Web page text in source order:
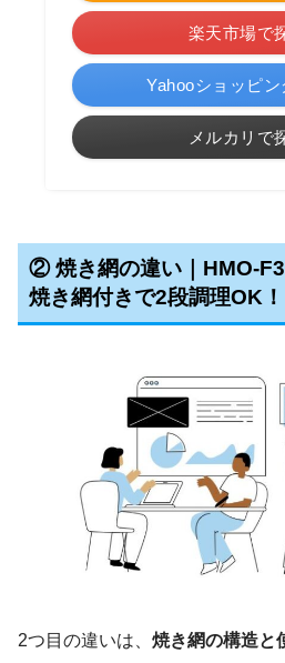
楽天市場で
Yahooショッピン
メルカリで
② 焼き網の違い｜HMO-
焼き網付きで2段調理OK！
2つ目の違いは、 焼き網の構造と